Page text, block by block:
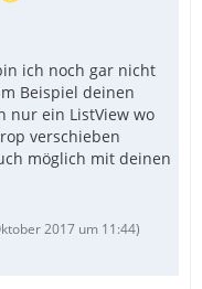
ich noch gar nicht
Beispiel deinen
nur ein ListView wo
verschieben
möglich mit deinen
2017 um 11:44)